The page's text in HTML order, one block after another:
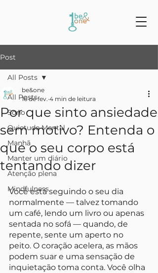
Post
All Posts
Sono
Quietude Mental
Manhã
Manter um diário
Atenção plena
Mindfulness
All Posts
Por que sinto ansiedade
sem motivo? Entenda o
que o seu corpo está
tentando dizer
be&one
16 de fev. 4 min de leitura
Você está seguindo o seu dia
normalmente — talvez tomando
um café, lendo um livro ou apenas
sentada no sofá — quando, de
repente, sente um aperto no
peito. O coração acelera, as mãos
podem suar e uma sensação de
inquietação toma conta. Você olha